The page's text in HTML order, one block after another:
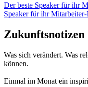
Der beste Speaker für ihr
Speaker für ihr
Zukunftsnotizen
Was sich verändert. Was
können.
Einmal im Monat ein